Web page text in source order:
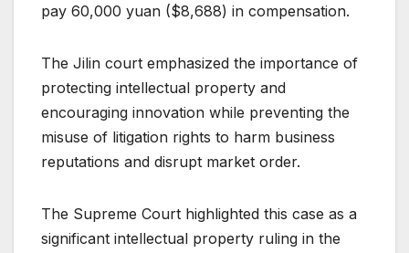
pay 60,000 yuan ($8,688) in compensation.
The Jilin court emphasized the importance of
protecting intellectual property and
encouraging innovation while preventing the
misuse of litigation rights to harm business
reputations and disrupt market order.
The Supreme Court highlighted this case as a
significant intellectual property ruling in the